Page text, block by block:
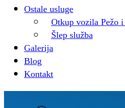
Ostale usluge
Otkup vozila Pežo
Šlep služba
Galerija
Blog
Kontakt